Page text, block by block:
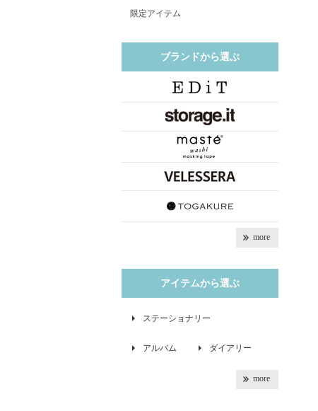
限定アイテム
ブランドから選ぶ
more
アイテムから選ぶ
ステーショナリー
アルバム ダイアリー
more